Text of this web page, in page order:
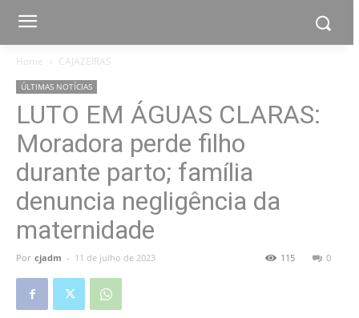
Home CAJAZEIRAS
ÚLTIMAS NOTÍCIAS
LUTO EM ÁGUAS CLARAS:
Moradora perde filho
durante parto; família
denuncia negligência da
maternidade
Por cjadm - 11 de julho de 2023 0
115